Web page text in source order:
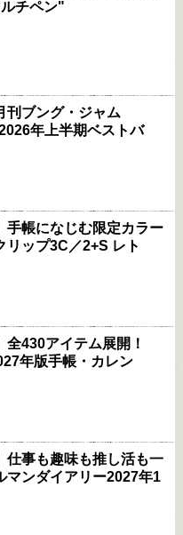
チペン"
刊ブング・ジャム
年上半期ベストバ
手帳になじむ限定カラー
リップ3C／2+S レト
全430アイテム展開！
年版手帳・カレン
仕事も趣味も推し活も一
マンダイアリー2027年1